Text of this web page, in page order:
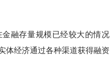
融存量规模已经较大的情况
体经济通过各种渠道获得融资